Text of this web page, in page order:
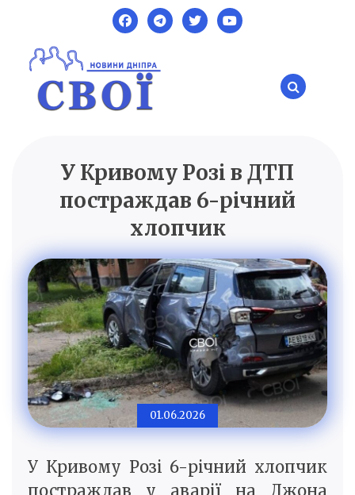
content
SVOI.DP.UA
Новини Дніпра
У Кривому Розі в ДТП
постраждав 6-річний
хлопчик
01.06.2026
У Кривому Розі 6-річний хлопчик
постраждав у аварії на Джона